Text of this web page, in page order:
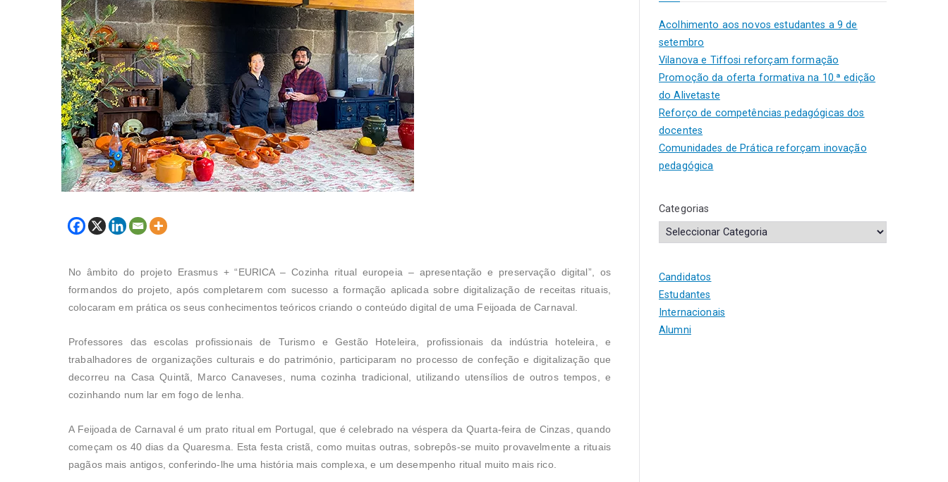
No âmbito do projeto Erasmus + “EURICA – Cozinha ritual europeia – apresentação e preservação digital”, os
formandos do projeto, após completarem com sucesso a formação aplicada sobre digitalização de receitas rituais,
colocaram em prática os seus conhecimentos teóricos criando o conteúdo digital de uma Feijoada de Carnaval.
Professores das escolas profissionais de Turismo e Gestão Hoteleira, profissionais da indústria hoteleira, e
trabalhadores de organizações culturais e do património, participaram no processo de confeção e digitalização que
decorreu na Casa Quintã, Marco Canaveses, numa cozinha tradicional, utilizando utensílios de outros tempos, e
cozinhando num lar em fogo de lenha.
A Feijoada de Carnaval é um prato ritual em Portugal, que é celebrado na véspera da Quarta-feira de Cinzas, quando
começam os 40 dias da Quaresma. Esta festa cristã, como muitas outras, sobrepôs-se muito provavelmente a rituais
pagãos mais antigos, conferindo-lhe uma história mais complexa, e um desempenho ritual muito mais rico.
Acolhimento aos novos estudantes a 9 de
setembro
Vilanova e Tiffosi reforçam formação
Promoção da oferta formativa na 10.ª edição
do Alivetaste
Reforço de competências pedagógicas dos
docentes
Comunidades de Prática reforçam inovação
pedagógica
Categorias
Candidatos
Estudantes
Internacionais
Alumni